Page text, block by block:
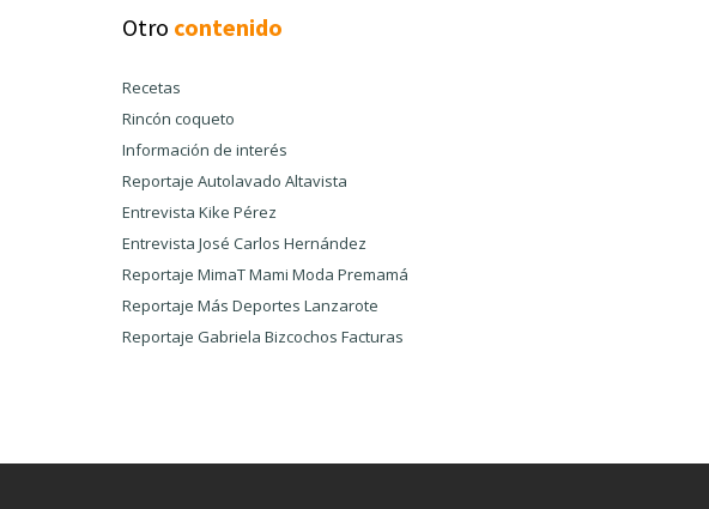
Otro contenido
Recetas
Rincón coqueto
Información de interés
Reportaje Autolavado Altavista
Entrevista Kike Pérez
Entrevista José Carlos Hernández
Reportaje MimaT Mami Moda Premamá
Reportaje Más Deportes Lanzarote
Reportaje Gabriela Bizcochos Facturas